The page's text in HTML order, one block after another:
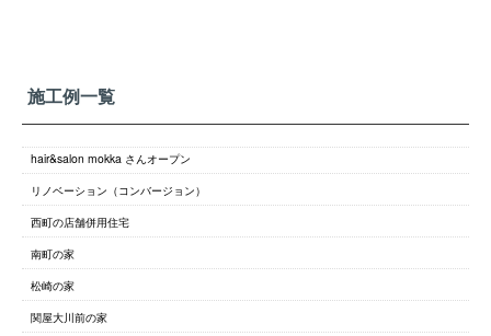
施工例一覧
hair&salon mokka さんオープン
リノベーション（コンバージョン）
西町の店舗併用住宅
南町の家
松崎の家
関屋大川前の家